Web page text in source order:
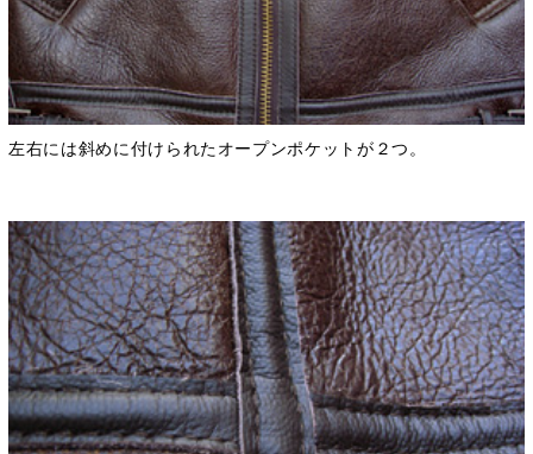
左右には斜めに付けられたオープンポケットが２つ。